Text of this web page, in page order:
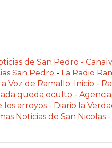
de San Pedro -
San Pedro - La Radio
Voz de Ramallo: Inicio -
queda oculto -
los arroyos - Diario la
Noticias de San Nicolas -